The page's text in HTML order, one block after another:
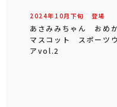
2024年 10月 下旬 登場
あさみみちゃん おめ
マスコット スポーツ
アvol.2